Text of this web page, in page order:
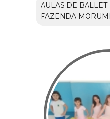
AULAS DE BALLET
FAZENDA